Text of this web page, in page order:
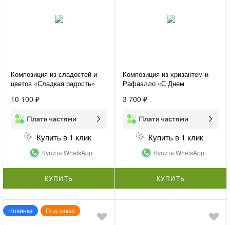
Композиция из сладостей и
цветов «Сладкая радость»
10 100 ₽
Купить в 1 клик
Купить WhatsApp
КУПИТЬ
Композиция из хризантем и
Рафаэлло «С Днем
3 700 ₽
Купить в 1 клик
Купить WhatsApp
КУПИТЬ
Новинка Под заказ